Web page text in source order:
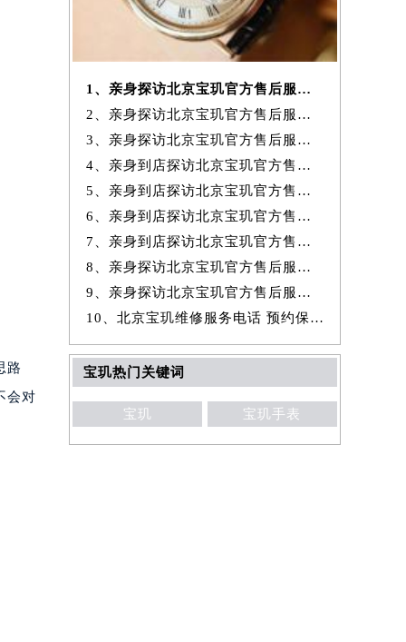
路
会对
1、亲身探访北京宝玑官方售后服务中心｜网点地址及服务热线（2026年7月
2、亲身探访北京宝玑官方售后服务中心｜电话和完整地址（2026年7月最新）
3、亲身探访北京宝玑官方售后服务中心｜地址与24小时客服电话（2026年7
4、亲身到店探访北京宝玑官方售后服务中心｜完整网点地址与热线（2026年
5、亲身到店探访北京宝玑官方售后服务中心｜网点地址与客服电话（2026年
6、亲身到店探访北京宝玑官方售后服务中心｜最新官方热线和24小时维修
7、亲身到店探访北京宝玑官方售后服务中心｜全新地址与官方电话（2026年
8、亲身探访北京宝玑官方售后服务中心｜官方热线与门店地址（2026年7月
9、亲身探访北京宝玑官方售后服务中心｜详细网点地址与售后服务电话（20
10、北京宝玑维修服务电话 预约保养售后服务中心权威公示（2026年7月最
宝玑热门关键词
宝玑 宝玑手表